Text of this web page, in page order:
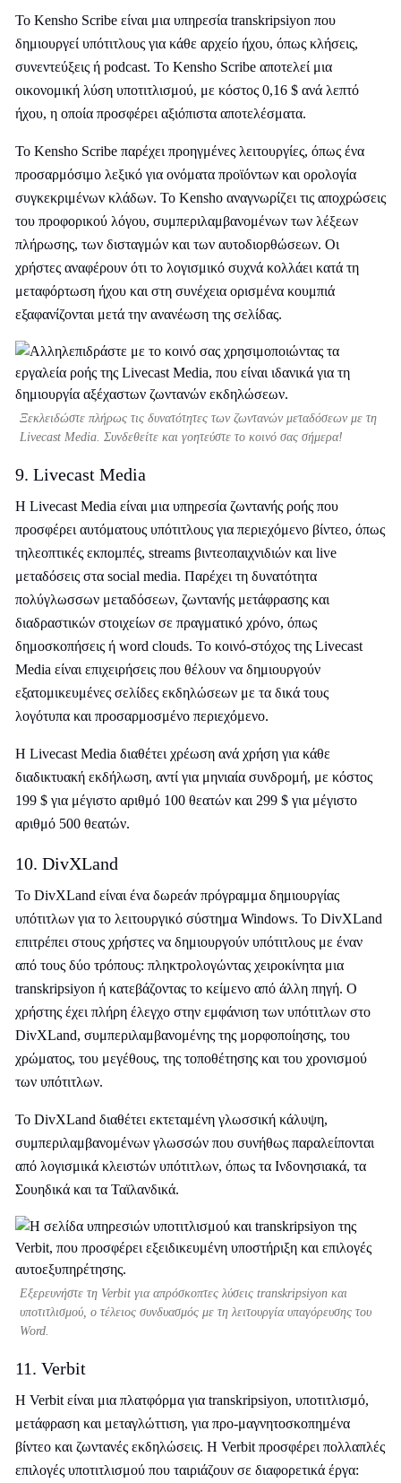
Το Kensho Scribe είναι μια υπηρεσία transkripsiyon που
δημιουργεί υπότιτλους για κάθε αρχείο ήχου, όπως κλήσεις,
συνεντεύξεις ή podcast. Το Kensho Scribe αποτελεί μια
οικονομική λύση υποτιτλισμού, με κόστος 0,16 $ ανά λεπτό
ήχου, η οποία προσφέρει αξιόπιστα αποτελέσματα.
Το Kensho Scribe παρέχει προηγμένες λειτουργίες, όπως ένα
προσαρμόσιμο λεξικό για ονόματα προϊόντων και ορολογία
συγκεκριμένων κλάδων. Το Kensho αναγνωρίζει τις αποχρώσεις
του προφορικού λόγου, συμπεριλαμβανομένων των λέξεων
πλήρωσης, των δισταγμών και των αυτοδιορθώσεων. Οι
χρήστες αναφέρουν ότι το λογισμικό συχνά κολλάει κατά τη
μεταφόρτωση ήχου και στη συνέχεια ορισμένα κουμπιά
εξαφανίζονται μετά την ανανέωση της σελίδας.
Ξεκλειδώστε πλήρως τις δυνατότητες των ζωντανών μεταδόσεων με τη
Livecast Media. Συνδεθείτε και γοητεύστε το κοινό σας σήμερα!
9. Livecast Media
Η Livecast Media είναι μια υπηρεσία ζωντανής ροής που
προσφέρει αυτόματους υπότιτλους για περιεχόμενο βίντεο, όπως
τηλεοπτικές εκπομπές, streams βιντεοπαιχνιδιών και live
μεταδόσεις στα social media. Παρέχει τη δυνατότητα
πολύγλωσσων μεταδόσεων, ζωντανής μετάφρασης και
διαδραστικών στοιχείων σε πραγματικό χρόνο, όπως
δημοσκοπήσεις ή word clouds. Το κοινό-στόχος της Livecast
Media είναι επιχειρήσεις που θέλουν να δημιουργούν
εξατομικευμένες σελίδες εκδηλώσεων με τα δικά τους
λογότυπα και προσαρμοσμένο περιεχόμενο.
Η Livecast Media διαθέτει χρέωση ανά χρήση για κάθε
διαδικτυακή εκδήλωση, αντί για μηνιαία συνδρομή, με κόστος
199 $ για μέγιστο αριθμό 100 θεατών και 299 $ για μέγιστο
αριθμό 500 θεατών.
10. DivXLand
Το DivXLand είναι ένα δωρεάν πρόγραμμα δημιουργίας
υπότιτλων για το λειτουργικό σύστημα Windows. Το DivXLand
επιτρέπει στους χρήστες να δημιουργούν υπότιτλους με έναν
από τους δύο τρόπους: πληκτρολογώντας χειροκίνητα μια
transkripsiyon ή κατεβάζοντας το κείμενο από άλλη πηγή. Ο
χρήστης έχει πλήρη έλεγχο στην εμφάνιση των υπότιτλων στο
DivXLand, συμπεριλαμβανομένης της μορφοποίησης, του
χρώματος, του μεγέθους, της τοποθέτησης και του χρονισμού
των υπότιτλων.
Το DivXLand διαθέτει εκτεταμένη γλωσσική κάλυψη,
συμπεριλαμβανομένων γλωσσών που συνήθως παραλείπονται
από λογισμικά κλειστών υπότιτλων, όπως τα Ινδονησιακά, τα
Σουηδικά και τα Ταϊλανδικά.
Εξερευνήστε τη Verbit για απρόσκοπτες λύσεις transkripsiyon και
υποτιτλισμού, ο τέλειος συνδυασμός με τη λειτουργία υπαγόρευσης του
Word.
11. Verbit
Η Verbit είναι μια πλατφόρμα για transkripsiyon, υποτιτλισμό,
μετάφραση και μεταγλώττιση, για προ-μαγνητοσκοπημένα
βίντεο και ζωντανές εκδηλώσεις. Η Verbit προσφέρει πολλαπλές
επιλογές υποτιτλισμού που ταιριάζουν σε διαφορετικά έργα: